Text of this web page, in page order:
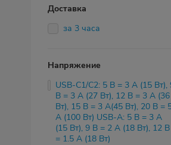
Доставка
за 3 часа
Напряжение
USB-C1/C2: 5 В = 3 А (15 Вт),
В = 3 А (27 Вт), 12 В = 3 А (36
Вт), 15 В = 3 А(45 Вт), 20 В =
А (100 Вт) USB-A: 5 В = 3 А
(15 Вт), 9 В = 2 А (18 Вт), 12 В
= 1.5 А (18 Вт)